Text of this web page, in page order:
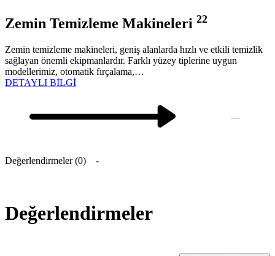
Zemin Temizleme Makineleri 22
Zemin temizleme makineleri, geniş alanlarda hızlı ve etkili temizlik
sağlayan önemli ekipmanlardır. Farklı yüzey tiplerine uygun
modellerimiz, otomatik fırçalama,…
DETAYLI BİLGİ
—
Değerlendirmeler (0)
Değerlendirmeler